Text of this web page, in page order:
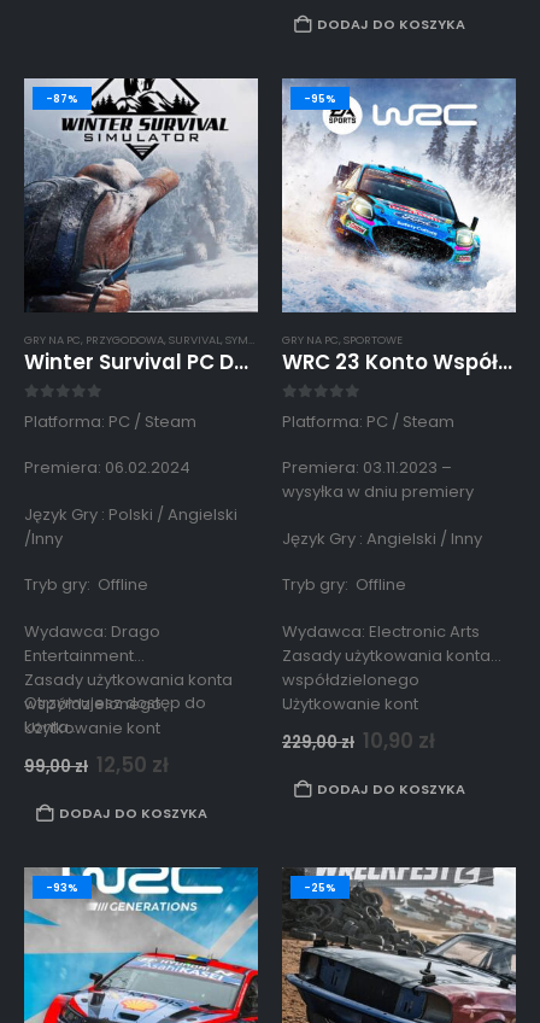
DODAJ DO KOSZYKA
-87%
GRY NA PC, PRZYGODOWA, SURVIVAL, SYMULATORY
Winter Survival PC Dostęp Konto Steam Współdzielone
Platforma: PC / Steam
Premiera: 06.02.2024
Język Gry : Polski / Angielski
/Inny
Tryb gry: Offline
Wydawca: Drago
Entertainment
Zasady użytkowania konta
współdzielonego
Użytkowanie kont
współdzielonych podlega
zasadom opisanym
wregulaminie strony.
Otrzymujesz dostęp do
konta…
99,00zł 12,50 zł
DODAJ DO KOSZYKA
-95%
GRY NA PC, SPORTOWE
WRC 23 Konto Współdzielone Offline Steam PC
Platforma: PC / Steam
Premiera: 03.11.2023 –
wysyłka w dniu premiery
Język Gry : Angielski / Inny
Tryb gry: Offline
Wydawca: Electronic Arts
Zasady użytkowania konta
współdzielonego
Użytkowanie kont
współdzielonych podlega
zasadom opisanym
wregulaminie strony.
…
229,00zł 10,90 zł
DODAJ DO KOSZYKA
-93% -25%